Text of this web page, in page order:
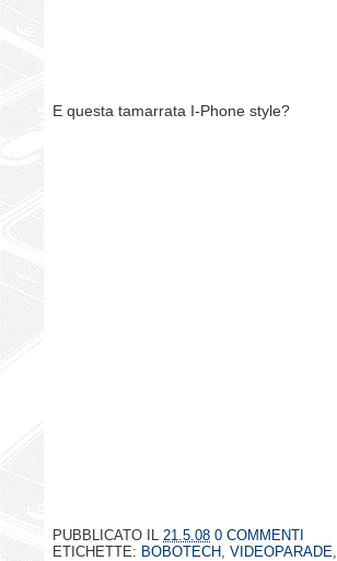
E questa tamarrata I-Phone style?
PUBBLICATO IL 21.5.08 0 COMMENTI
ETICHETTE: BOBOTECH, VIDEOPARADE,